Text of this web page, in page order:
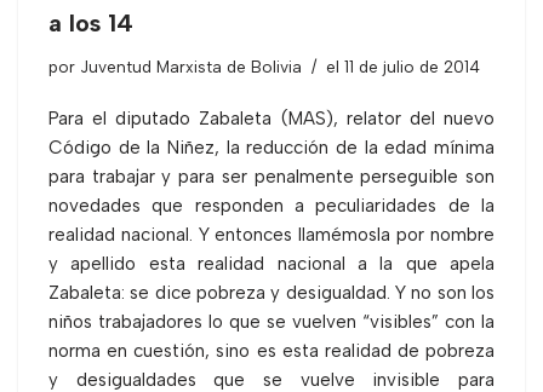
a los 14
por Juventud Marxista de Bolivia el 11 de julio de 2014
Para el diputado Zabaleta (MAS), relator del nuevo
Código de la Niñez, la reducción de la edad mínima
para trabajar y para ser penalmente perseguible son
novedades que responden a peculiaridades de la
realidad nacional. Y entonces llamémosla por nombre
y apellido esta realidad nacional a la que apela
Zabaleta: se dice pobreza y desigualdad. Y no son los
niños trabajadores lo que se vuelven “visibles” con la
norma en cuestión, sino es esta realidad de pobreza
y desigualdades que se vuelve invisible para